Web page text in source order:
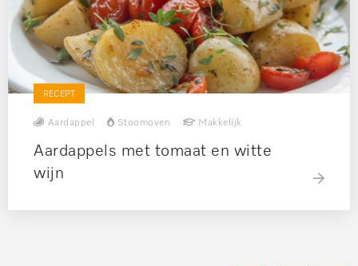
RECEPT
Aardappel Stoomoven Makkelijk
Aardappels met tomaat en witte
wijn